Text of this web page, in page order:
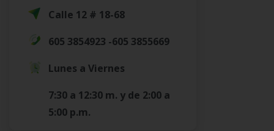
Calle 12 # 18-68
605 3854923 -605 3855669
Lunes a Viernes
7:30 a 12:30 m. y de 2:00 a
5:00 p.m.